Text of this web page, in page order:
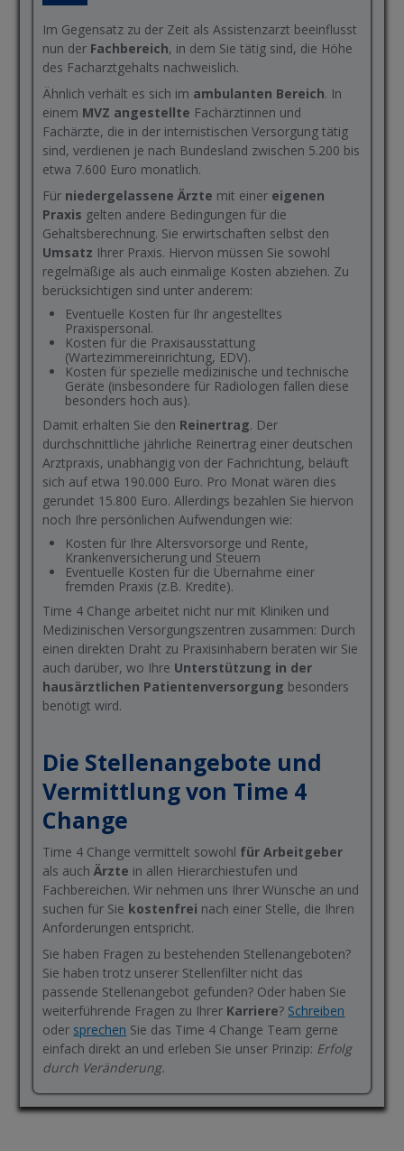
Im Gegensatz zu der Zeit als Assistenzarzt beeinflusst
nun der Fachbereich, in dem Sie tätig sind, die Höhe
des Facharztgehalts nachweislich.
Ähnlich verhält es sich im ambulanten Bereich. In
einem MVZ angestellte Fachärztinnen und
Fachärzte, die in der internistischen Versorgung tätig
sind, verdienen je nach Bundesland zwischen 5.200 bis
etwa 7.600 Euro monatlich.
Für niedergelassene Ärzte mit einer eigenen
Praxis gelten andere Bedingungen für die
Gehaltsberechnung. Sie erwirtschaften selbst den
Umsatz Ihrer Praxis. Hiervon müssen Sie sowohl
regelmäßige als auch einmalige Kosten abziehen. Zu
berücksichtigen sind unter anderem:
Eventuelle Kosten für Ihr angestelltes
Praxispersonal.
Kosten für die Praxisausstattung
(Wartezimmereinrichtung, EDV).
Kosten für spezielle medizinische und technische
Geräte (insbesondere für Radiologen fallen diese
besonders hoch aus).
Damit erhalten Sie den Reinertrag. Der
durchschnittliche jährliche Reinertrag einer deutschen
Arztpraxis, unabhängig von der Fachrichtung, beläuft
sich auf etwa 190.000 Euro. Pro Monat wären dies
gerundet 15.800 Euro. Allerdings bezahlen Sie hiervon
noch Ihre persönlichen Aufwendungen wie:
Kosten für Ihre Altersvorsorge und Rente,
Krankenversicherung und Steuern
Eventuelle Kosten für die Übernahme einer
fremden Praxis (z.B. Kredite).
Time 4 Change arbeitet nicht nur mit Kliniken und
Medizinischen Versorgungszentren zusammen: Durch
einen direkten Draht zu Praxisinhabern beraten wir Sie
auch darüber, wo Ihre Unterstützung in der
hausärztlichen Patientenversorgung besonders
benötigt wird.
Die Stellenangebote und
Vermittlung von Time 4
Change
Time 4 Change vermittelt sowohl für Arbeitgeber
als auchÄrzte in allen Hierarchiestufen und
Fachbereichen. Wir nehmen uns Ihrer Wünsche an und
suchen für Sie kostenfrei nach einer Stelle, die Ihren
Anforderungen entspricht.
Sie haben Fragen zu bestehenden Stellenangeboten?
Sie haben trotz unserer Stellenfilter nicht das
passende Stellenangebot gefunden? Oder haben Sie
weiterführende Fragen zu Ihrer Karriere? Schreiben
oder sprechen Sie das Time 4 Change Team gerne
einfach direkt an und erleben Sie unser Prinzip: Erfolg
durch Veränderung.